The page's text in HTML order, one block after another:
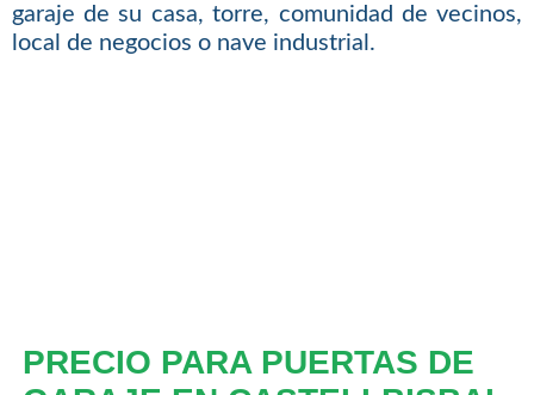
garaje de su casa, torre, comunidad de vecinos,
local de negocios o nave industrial.
PRECIO PARA PUERTAS DE